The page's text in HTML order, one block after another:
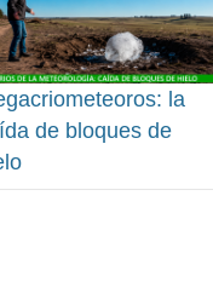
la
de bloques de